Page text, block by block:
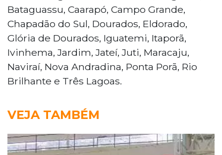
Bataguassu, Caarapó, Campo Grande,
Chapadão do Sul, Dourados, Eldorado,
Glória de Dourados, Iguatemi, Itaporã,
Ivinhema, Jardim, Jateí, Juti, Maracaju,
Naviraí, Nova Andradina, Ponta Porã, Rio
Brilhante e Três Lagoas.
VEJA TAMBÉM